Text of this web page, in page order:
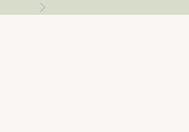
Siguiente